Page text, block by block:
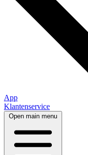
App
Klantenservice
Open main menu